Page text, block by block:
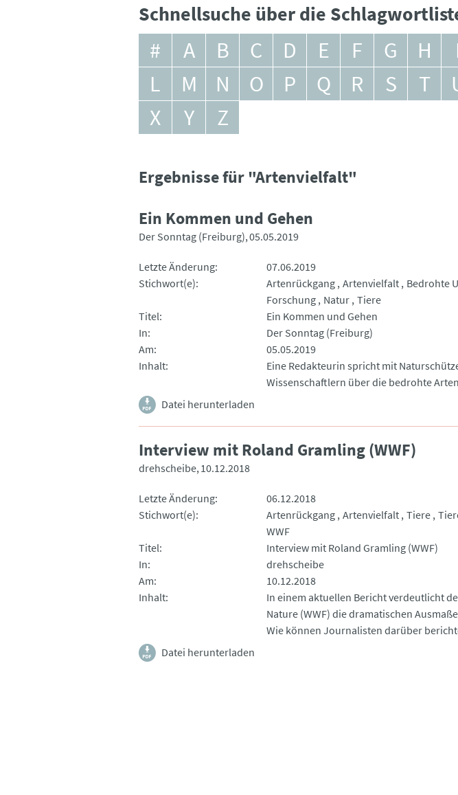
Schnellsuche über die
# A B C D E F G H
L
M N O P Q R S T
X
Y Z
Ergebnisse für "Artenvielfalt"
Ein Kommen und Gehen
Der Sonntag (Freiburg) 05.05.2019
Letzte Änderung
07.06.2019
Stichwort(e)
Artenrückgang Artenvielfalt Bedrohte
Forschung
Natur Tiere
Titel
Ein Kommen und Gehen
In
Der Sonntag (Freiburg)
Am
05.05.2019
Inhalt
Eine Redakteurin spricht mit
Wissenschaftlern über die bedrohte
Datei herunterladen
Interview mit Roland Gramling (WWF)
drehscheibe 10.12.2018
Letzte Änderung
06.12.2018
Stichwort(e)
Artenrückgang Artenvielfalt Tiere
WWF
Titel
Interview mit Roland Gramling (WWF)
In
drehscheibe
Am
10.12.2018
Inhalt
In einem aktuellen Bericht verdeutlicht
Nature (WWF) die dramatischen
Wie können Journalisten darüber
Datei herunterladen